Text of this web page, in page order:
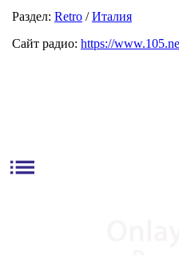
Раздел: Retro /Италия
Сайт радио: https://
list